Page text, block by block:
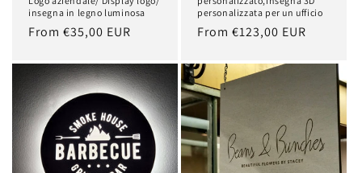
insegna in legno luminosa
Regular
From €35,00 EUR
personalizzata per un ufficio
Regular
From €123,00 EUR